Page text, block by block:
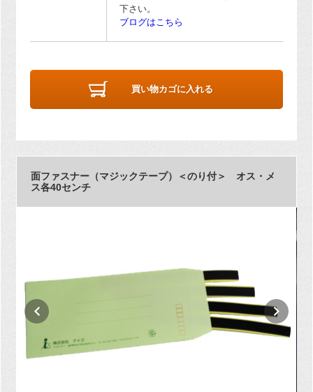
下さい。
ブログはこちら
買い物カゴに入れる
面ファスナー（マジックテープ）＜のり付＞ オス・メ
ス各40センチ